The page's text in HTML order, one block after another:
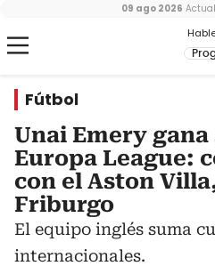
09 ago 2026
Fútbol
Unai Emery
Europa League:
con el Aston
Friburgo
El equipo inglés suma
internacionales.